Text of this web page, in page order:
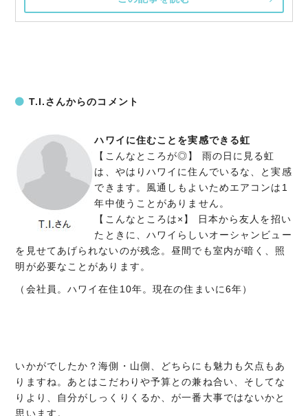
T.I.さんからのコメント
ハワイに住むことを実感できる虹
【こんなところが◎】 雨の日に見る虹
は、やはりハワイに住んでいるな、と実感
できます。風通しもよいためエアコンは1
年中使うことがありません。
【こんなところは×】 日本から友人を招い
たときに、ハワイらしいオーシャンビュー
を見せてあげられないのが残念。昼間でも室内が暗く、照
明が必要なことがあります。​​​​
（会社員。ハワイ在住10年。現在の住まいに6年）
いかがでしたか？海側・山側、どちらにも魅力も欠点もあ
りますね。あとはこだわりや予算との兼ね合い、そしてな
りより、自分がしっくりくるか、が一番大事ではないかと
思います。